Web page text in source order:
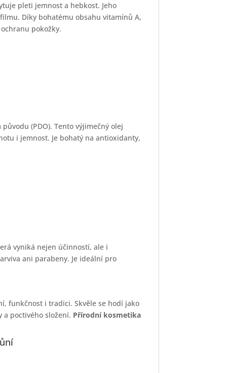
pleti jemnost a hebkost. Jeho
Díky bohatému obsahu vitamínů A,
pokožky.
(PDO). Tento výjimečný olej
i jemnost. Je bohatý na antioxidanty,
vyniká nejen účinností, ale i
ani parabeny. Je ideální pro
funkčnost i tradici. Skvěle se hodí jako
poctivého složení. Přírodní kosmetika